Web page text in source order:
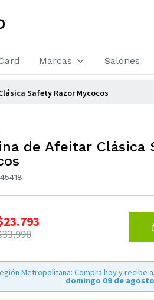
Marcas Salones
Safety Razor Mycocos
de Afeitar Clásica
Metropolitana: Compra hoy y recibe
domingo 09 de